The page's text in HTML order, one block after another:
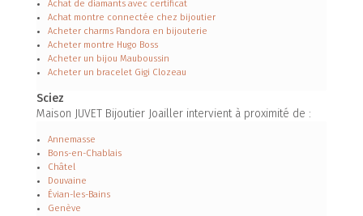
Achat de diamants avec certificat
Achat montre connectée chez bijoutier
Acheter charms Pandora en bijouterie
Acheter montre Hugo Boss
Acheter un bijou Mauboussin
Acheter un bracelet Gigi Clozeau
Sciez
Maison JUVET Bijoutier Joailler intervient à proximité de :
Annemasse
Bons-en-Chablais
Châtel
Douvaine
Évian-les-Bains
Genève